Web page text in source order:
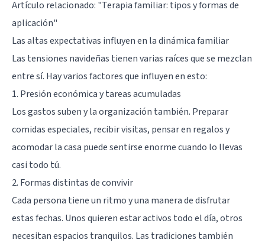
Artículo relacionado: "Terapia familiar: tipos y formas de
aplicación"
Las altas expectativas influyen en la dinámica familiar
Las tensiones navideñas tienen varias raíces que se mezclan
entre sí. Hay varios factores que influyen en esto:
1. Presión económica y tareas acumuladas
Los gastos suben y la organización también. Preparar
comidas especiales, recibir visitas, pensar en regalos y
acomodar la casa puede sentirse enorme cuando lo llevas
casi todo tú.
2. Formas distintas de convivir
Cada persona tiene un ritmo y una manera de disfrutar
estas fechas. Unos quieren estar activos todo el día, otros
necesitan espacios tranquilos. Las tradiciones también